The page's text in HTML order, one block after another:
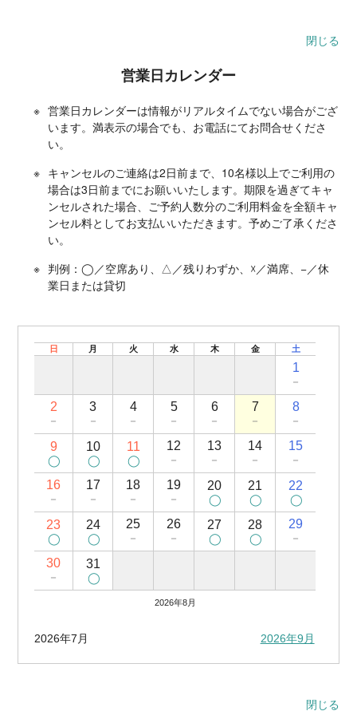
閉じる
営業日カレンダー
営業日カレンダーは情報がリアルタイムでない場合がござ
います。満表示の場合でも、お電話にてお問合せくださ
い。
キャンセルのご連絡は2日前まで、10名様以上でご利用の
場合は3日前までにお願いいたします。期限を過ぎてキャ
ンセルされた場合、ご予約人数分のご利用料金を全額キャ
ンセル料としてお支払いいただきます。予めご了承くださ
い。
判例：◯／空席あり、△／残りわずか、☓／満席、−／休
業日または貸切
2026年8月
日 月 火 水 木 金 土
1
－
2
－
3
－
4
－
5
－
6
－
7
－
8
－
9 10 11 12
－
13
－
14
－
15
－
16
－
17
－
18
－
19
－
20 21 22
23 24 25
－
26
－
27 28 29
－
30
－
31
2026年7月 2026年9月
閉じる